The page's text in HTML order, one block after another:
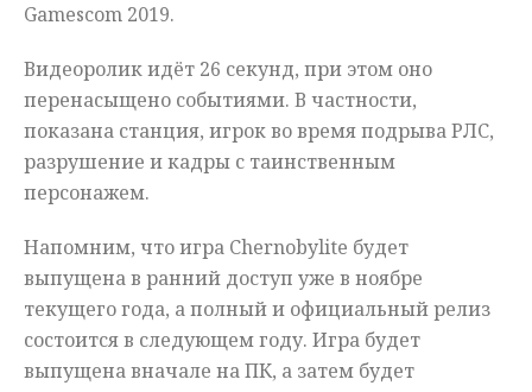
Gamescom 2019.
Видеоролик идёт 26 секунд, при этом оно
перенасыщено событиями. В частности,
показана станция, игрок во время подрыва РЛС,
разрушение и кадры с таинственным
персонажем.
Напомним, что игра Chernobylite будет
выпущена в ранний доступ уже в ноябре
текущего года, а полный и официальный релиз
состоится в следующем году. Игра будет
выпущена вначале на ПК, а затем будет